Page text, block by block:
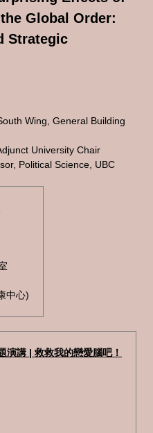
Global Order:
Strategic
Wing, General Building
University Chair
Political Science, UBC
中心)
演講 | 救救我的戀愛腦吧！